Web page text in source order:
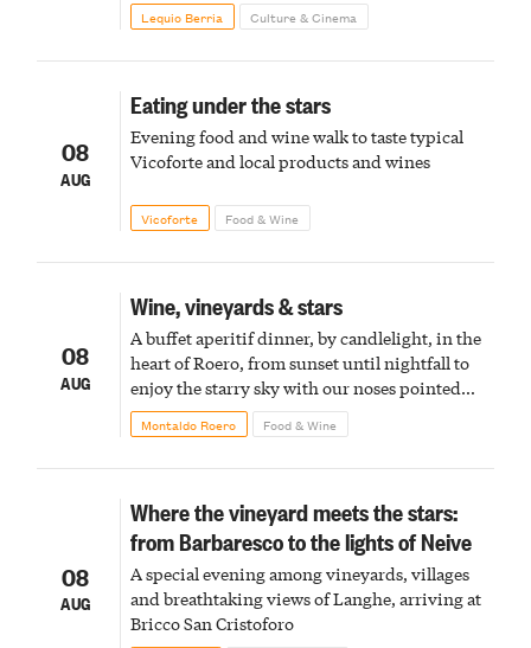
fireworks finale
Lequio Berria Culture & Cinema
08
AUG
Eating under the stars
Evening food and wine walk to taste typical
Vicoforte and local products and wines
Vicoforte Food & Wine
08
AUG
Wine, vineyards & stars
A buffet aperitif dinner, by candlelight, in the
heart of Roero, from sunset until nightfall to
enjoy the starry sky with our noses pointed
upward
Montaldo Roero Food & Wine
08
AUG
Where the vineyard meets the stars:
from Barbaresco to the lights of Neive
A special evening among vineyards, villages
and breathtaking views of Langhe, arriving at
Bricco San Cristoforo